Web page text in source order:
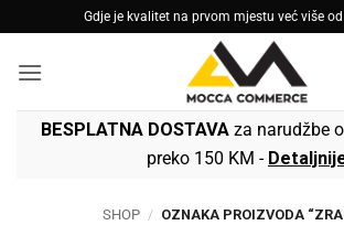
to
content
Gdje je kvalitet na prvom mjestu već više
BESPLATNA DOSTAVAza narudžbe
preko 150 KM -
SHOP / OZNAKA PROIZVODA